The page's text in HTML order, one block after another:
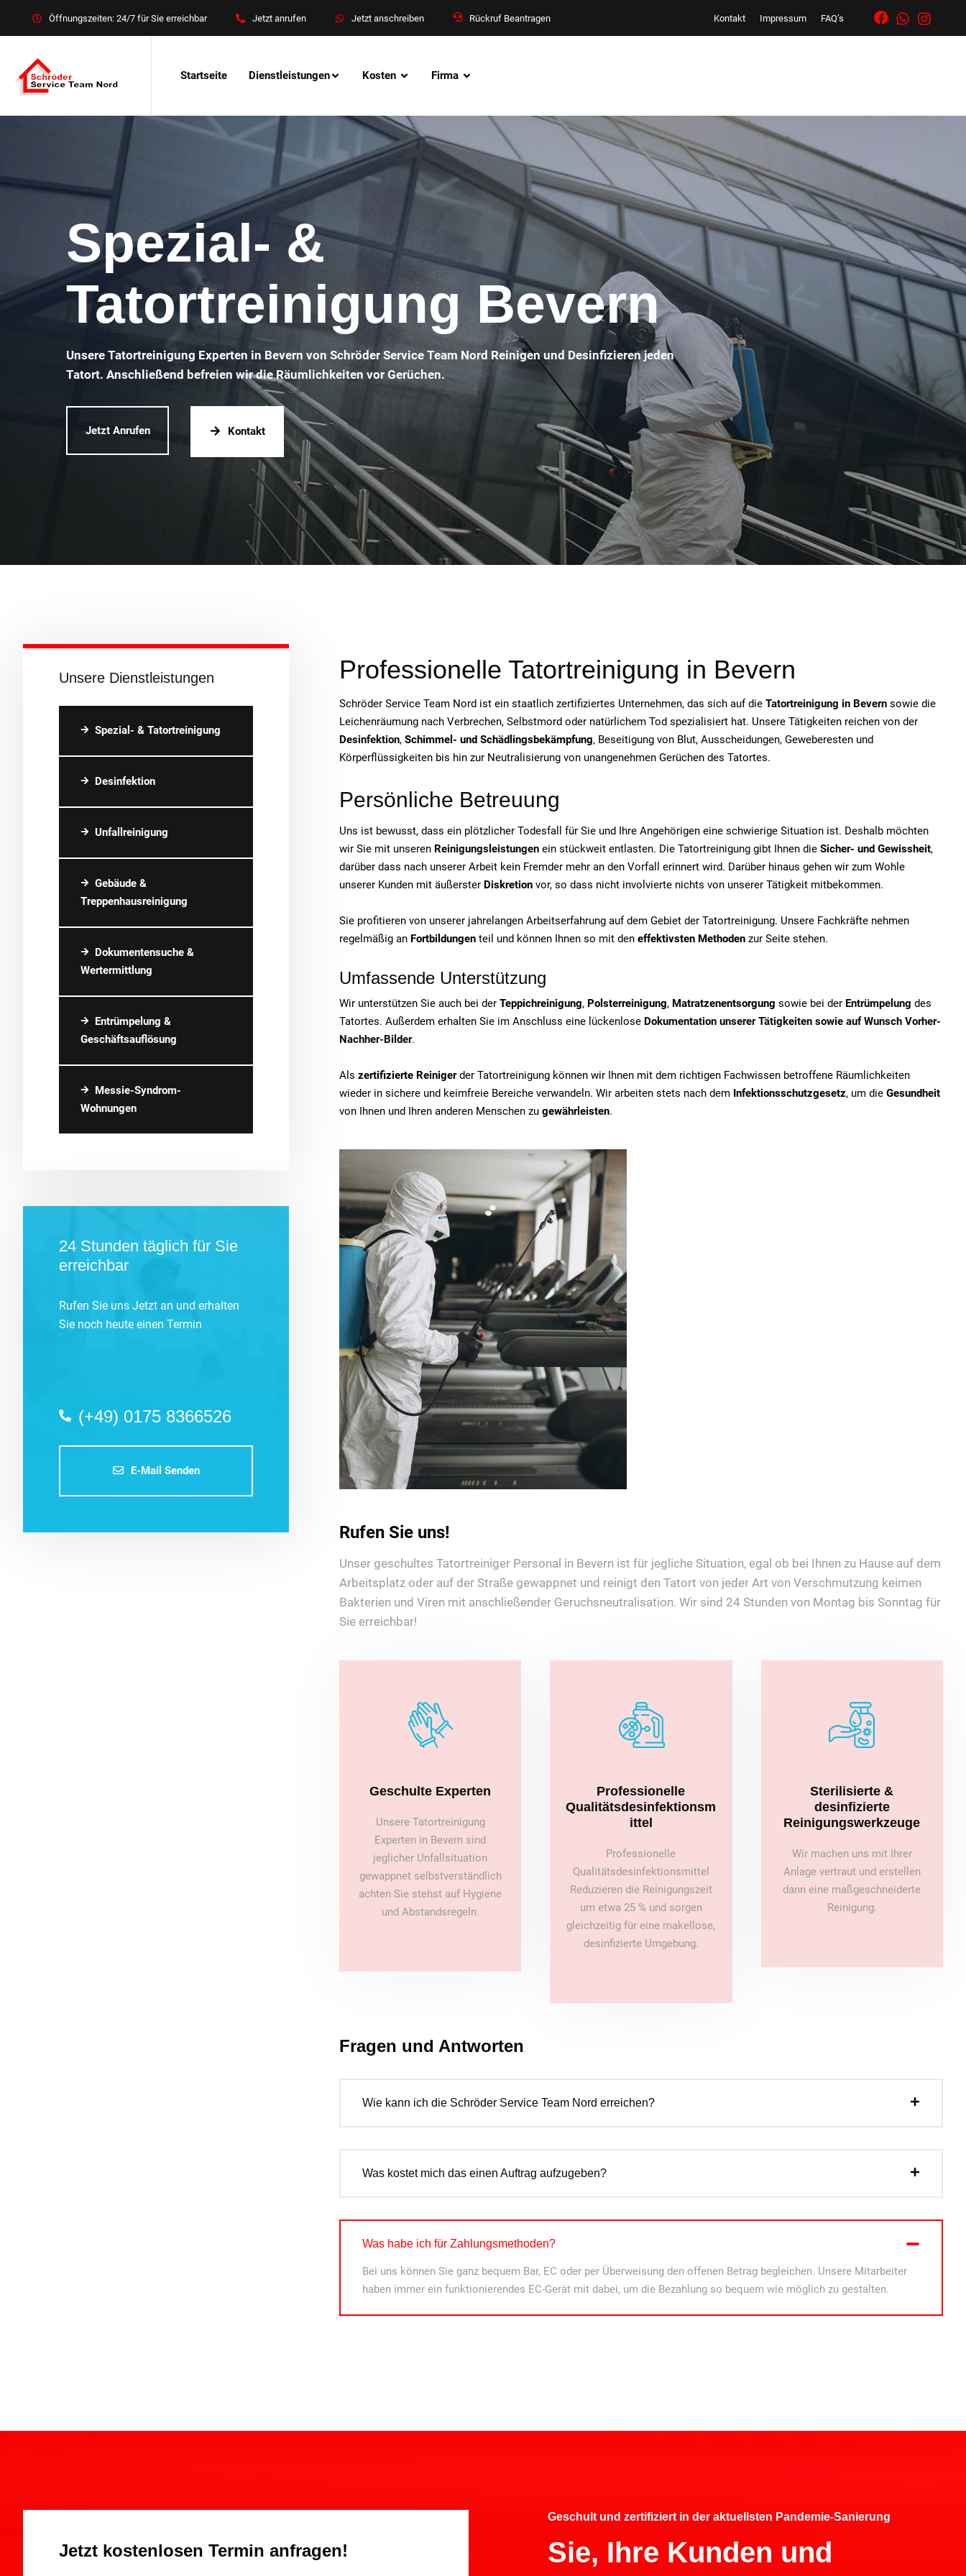
Öffnungszeiten: 24/7 für Sie erreichbar Jetzt anrufen Jetzt anschreiben Rückruf Beantragen Kontakt Impressum FAQ’s
Startseite Dienstleistungen Kosten Firma
Spezial- &
Tatortreinigung Bevern
Unsere Tatortreinigung Experten in Bevern von Schröder Service Team Nord Reinigen und Desinfizieren jeden
Tatort. Anschließend befreien wir die Räumlichkeiten vor Gerüchen.
Jetzt Anrufen Kontakt
Unsere Dienstleistungen
Spezial- & Tatortreinigung
Desinfektion
Unfallreinigung
Gebäude &
Treppenhausreinigung
Dokumentensuche &
Wertermittlung
Entrümpelung &
Geschäftsauflösung
Messie-Syndrom-
Wohnungen
24 Stunden täglich für Sie
erreichbar
Rufen Sie uns Jetzt an und erhalten
Sie noch heute einen Termin
(+49) 0175 8366526
E-Mail Senden
Professionelle Tatortreinigung in Bevern
Schröder Service Team Nord ist ein staatlich zertifiziertes Unternehmen, das sich auf die Tatortreinigung in Bevern sowie die
Leichenräumung nach Verbrechen, Selbstmord oder natürlichem Tod spezialisiert hat. Unsere Tätigkeiten reichen von der
Desinfektion, Schimmel- und Schädlingsbekämpfung, Beseitigung von Blut, Ausscheidungen, Geweberesten und
Körperflüssigkeiten bis hin zur Neutralisierung von unangenehmen Gerüchen des Tatortes.
Persönliche Betreuung
Uns ist bewusst, dass ein plötzlicher Todesfall für Sie und Ihre Angehörigen eine schwierige Situation ist. Deshalb möchten
wir Sie mit unseren Reinigungsleistungen ein stückweit entlasten. Die Tatortreinigung gibt Ihnen die Sicher- und Gewissheit,
darüber dass nach unserer Arbeit kein Fremder mehr an den Vorfall erinnert wird. Darüber hinaus gehen wir zum Wohle
unserer Kunden mit äußerster Diskretion vor, so dass nicht involvierte nichts von unserer Tätigkeit mitbekommen.
Sie profitieren von unserer jahrelangen Arbeitserfahrung auf dem Gebiet der Tatortreinigung. Unsere Fachkräfte nehmen
regelmäßig an Fortbildungen teil und können Ihnen so mit den effektivsten Methoden zur Seite stehen.
Umfassende Unterstützung
Wir unterstützen Sie auch bei der Teppichreinigung, Polsterreinigung, Matratzenentsorgung sowie bei der Entrümpelung des
Tatortes. Außerdem erhalten Sie im Anschluss eine lückenlose Dokumentation unserer Tätigkeiten sowie auf Wunsch Vorher-
Nachher-Bilder.
Als zertifizierte Reinigerder Tatortreinigung können wir Ihnen mit dem richtigen Fachwissen betroffene Räumlichkeiten
wieder in sichere und keimfreie Bereiche verwandeln. Wir arbeiten stets nach dem Infektionsschutzgesetz, um die Gesundheit
von Ihnen und Ihren anderen Menschen zu gewährleisten.
Rufen Sie uns!
Unser geschultes Tatortreiniger Personal in Bevern ist für jegliche Situation, egal ob bei Ihnen zu Hause auf dem
Arbeitsplatz oder auf der Straße gewappnet und reinigt den Tatort von jeder Art von Verschmutzung keimen
Bakterien und Viren mit anschließender Geruchsneutralisation. Wir sind 24 Stunden von Montag bis Sonntag für
Sie erreichbar!
Geschulte Experten
Unsere Tatortreinigung
Experten in Bevern sind
jeglicher Unfallsituation
gewappnet selbstverständlich
achten Sie stehst auf Hygiene
und Abstandsregeln.
Professionelle
Qualitätsdesinfektionsm
ittel
Professionelle
Qualitätsdesinfektionsmittel
Reduzieren die Reinigungszeit
um etwa 25 % und sorgen
gleichzeitig für eine makellose,
desinfizierte Umgebung.
Sterilisierte &
desinfizierte
Reinigungswerkzeuge
Wir machen uns mit Ihrer
Anlage vertraut und erstellen
dann eine maßgeschneiderte
Reinigung.
Fragen und Antworten
Wie kann ich die Schröder Service Team Nord erreichen?
Was kostet mich das einen Auftrag aufzugeben?
Was habe ich für Zahlungsmethoden?
Bei uns können Sie ganz bequem Bar, EC oder per Überweisung den offenen Betrag begleichen. Unsere Mitarbeiter
haben immer ein funktionierendes EC-Gerät mit dabei, um die Bezahlung so bequem wie möglich zu gestalten.
Jetzt kostenlosen Termin anfragen!
Geschult und zertifiziert in der aktuellsten Pandemie-Sanierung
Sie, Ihre Kunden und